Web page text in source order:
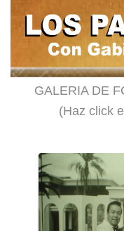
GALERIA DE
(Haz click